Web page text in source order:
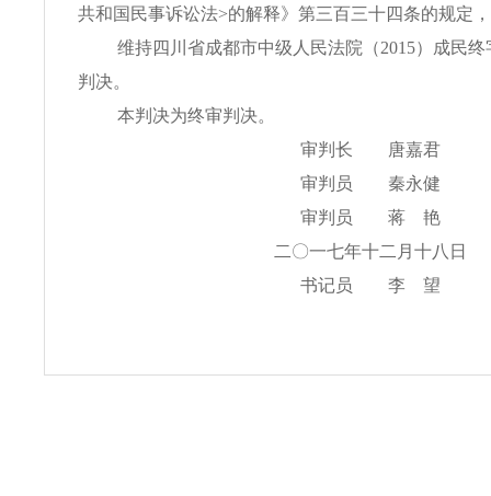
共和国民事诉讼法>的解释》第三百三十四条的规定
维持四川省成都市中级人民法院（2015）成民终
判决。
本判决为终审判决。
审判长 唐嘉君
审判员 秦永健
审判员 蒋 艳
二〇一七年十二月十八日
书记员 李 望